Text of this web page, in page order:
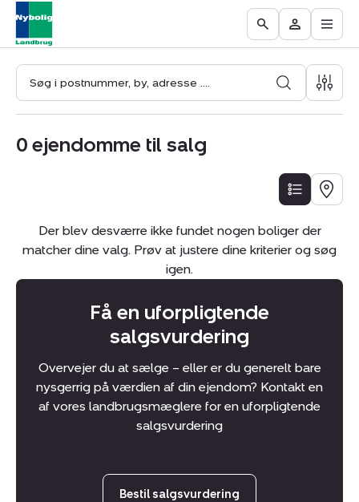
Ejendomme
til
salg
Find
mægler
Få
vurderet
din
ejendom
Go
to
Search
Besøg
Mit
område
Åbn
0 ejendomme til salg
LISTE KORT
Der blev desværre ikke fundet nogen boliger der
matcher dine valg. Prøv at justere dine kriterier og søg
igen.
Få en uforpligtende
salgsvurdering
Overvejer du at sælge – eller er du generelt bare
nysgerrig på værdien af din ejendom? Kontakt en
af vores landbrugsmæglere for en uforpligtende
salgsvurdering
Bestil salgsvurdering